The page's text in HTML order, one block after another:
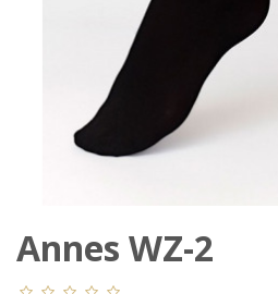
Annes WZ-2